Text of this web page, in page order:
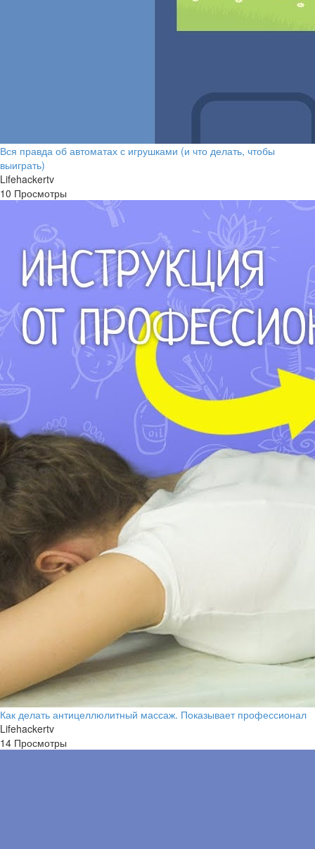
Вся правда об автоматах с игрушками (и что делать, чтобы
выиграть)
Lifehackertv
10 Просмотры
Как делать антицеллюлитный массаж. Показывает профессионал
Lifehackertv
14 Просмотры